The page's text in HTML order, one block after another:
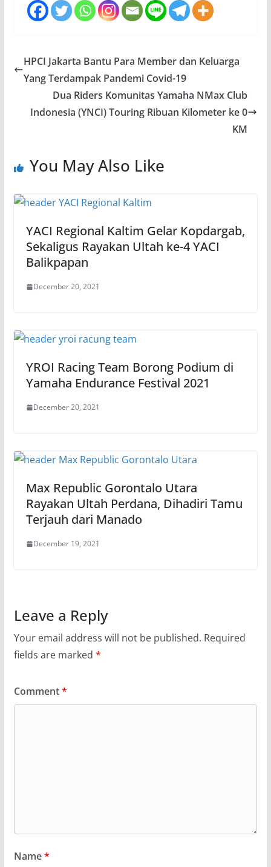
HPCI Jakarta Bantu Para Member dan Keluarga
Yang Terdampak Pandemi Covid-19
Dua Riders Komunitas Yamaha NMax Club
Indonesia (YNCI) Touring Ribuan Kilometer ke 0
KM
You May Also Like
YACI Regional Kaltim Gelar Kopdargab,
Sekaligus Rayakan Ultah ke-4 YACI
Balikpapan
December 20, 2021
YROI Racing Team Borong Podium di
Yamaha Endurance Festival 2021
December 20, 2021
Max Republic Gorontalo Utara
Rayakan Ultah Perdana, Dihadiri Tamu
Terjauh dari Manado
December 19, 2021
Leave a Reply
Your email address will not be published. Required
fields are marked *
Comment*
Name*